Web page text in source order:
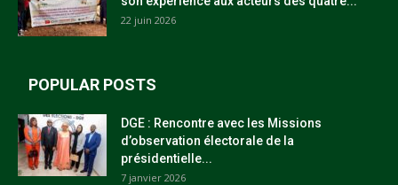
22 juin 2026
POPULAR POSTS
DGE : Rencontre avec les Missions
d’observation électorale de la
présidentielle...
7 janvier 2026